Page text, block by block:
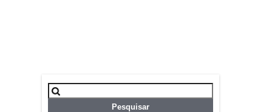
Pesquisar
por: